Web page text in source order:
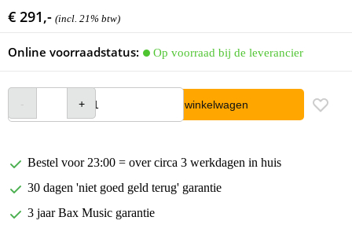
€ 291,- (incl. 21% btw)
Online voorraadstatus: Op voorraad bij de leverancier
In winkelwagen
Bestel voor 23:00 = over circa 3 werkdagen in huis
30 dagen 'niet goed geld terug' garantie
3 jaar Bax Music garantie